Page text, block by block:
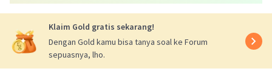
Klaim Gold gratis sekarang!
Dengan Gold kamu bisa tanya soal ke Forum
sepuasnya, lho.